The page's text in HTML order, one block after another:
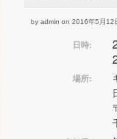
by admin on 2016年5月12
日時:
場所: